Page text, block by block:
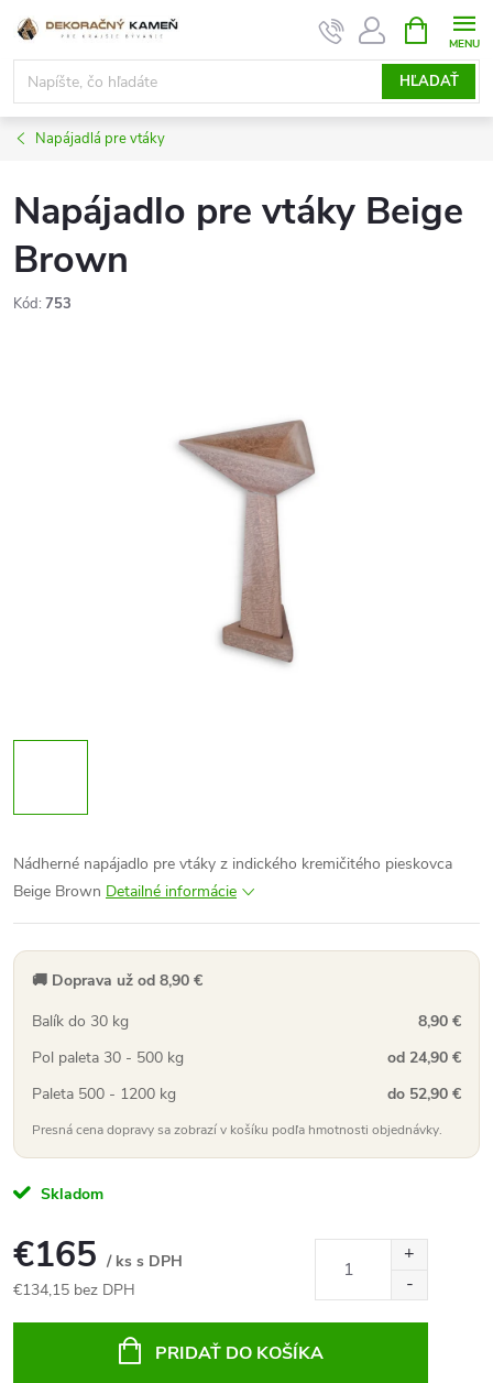
Prejsť
obsah
HĽADAŤ
KOŠÍK
Napájadlá pre vtáky
Napájadlo pre vtáky Beige
Brown
Kód: 753
Nádherné napájadlo pre vtáky z indického kremičitého pieskovca
Beige Brown Detailné informácie
🚚 Doprava už od 8,90 €
Balík do 30 kg
8,90 €
Pol paleta 30 - 500 kg
od 24,90 €
Paleta 500 - 1200 kg
do 52,90 €
Presná cena dopravy sa zobrazí v košíku podľa hmotnosti objednávky.
Skladom
€165 / ks s DPH
€134,15 bez DPH
PRIDAŤ DO KOŠÍKA